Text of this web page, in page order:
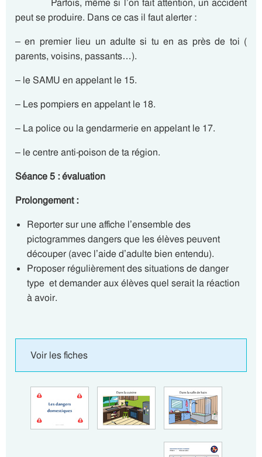
Parfois, même si l’on fait attention, un accident
peut se produire. Dans ce cas il faut alerter :
– en premier lieu un adulte si tu en as près de toi (
parents, voisins, passants…).
– le SAMU en appelant le 15.
– Les pompiers en appelant le 18.
– La police ou la gendarmerie en appelant le 17.
– le centre anti-poison de ta région.
Séance 5 : évaluation
Prolongement :
Reporter sur une affiche l’ensemble des
pictogrammes dangers que les élèves peuvent
découper (avec l’aide d’adulte bien entendu).
Proposer régulièrement des situations de danger
type et demander aux élèves quel serait la réaction
à avoir.
Voir les fiches